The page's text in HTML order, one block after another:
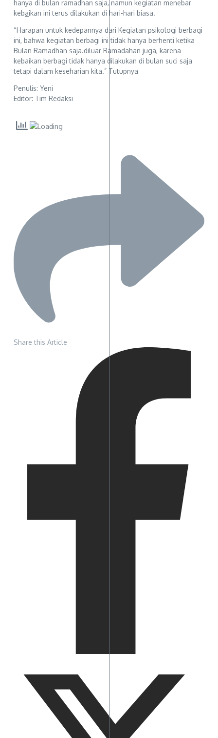
hanya di bulan ramadhan saja, namun kegiatan menebar
kebaikan ini terus dilakukan di hari-hari biasa.
“Harapan untuk kedepannya dari Kegiatan psikologi berbagi
ini, bahwa kegiatan berbagi ini tidak hanya berhenti ketika
Bulan Ramadhan saja.diluar Ramadahan juga, karena
kebaikan berbagi tidak hanya dilakukan di bulan suci saja
tetapi dalam keseharian kita.” Tutupnya
Penulis: Yeni
Editor: Tim Redaksi
Share this Article